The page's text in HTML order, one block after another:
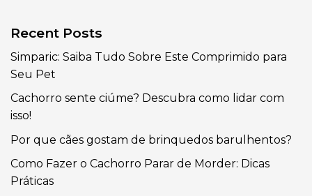
Recent Posts
Simparic: Saiba Tudo Sobre Este Comprimido para
Seu Pet
Cachorro sente ciúme? Descubra como lidar com
isso!
Por que cães gostam de brinquedos barulhentos?
Como Fazer o Cachorro Parar de Morder: Dicas
Práticas